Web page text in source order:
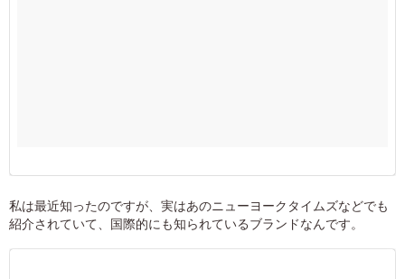
私は最近知ったのですが、実はあのニューヨークタイムズなどでも
紹介されていて、国際的にも知られているブランドなんです。